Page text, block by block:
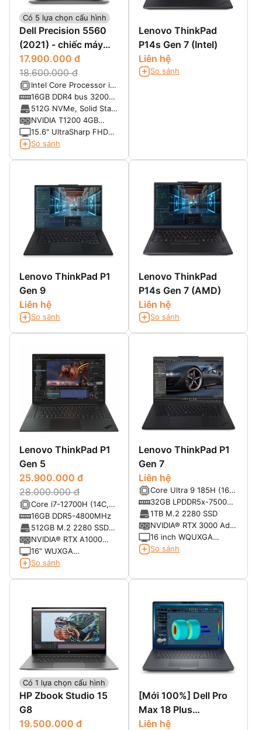
Có 5 lựa chọn cấu hình
Dell Precision 5560
(2021) - chiếc máy
trạm cấu hình khủng,
phong cách doanh
nhân
17.900.000 đ
18.600.000 đ
Intel Core Processor i7-
11800H (8 Core, 24MB
Cache, 2.40 GHz to
4.60 GHz, 45W)
16GB DDR4 bus 3200
MHz Non-ECC,
SODIMM (Nâng cấp tối
đa 64GB)
512G NVMe, Solid State
Drive (Nâng cấp tối đa
2TBx2)
NVIDIA T1200 4GB
GDDR6
15.6" UltraSharp FHD+,
1920x1200,AG,NT,
So sánh
Lenovo ThinkPad
P14s Gen 7 (Intel)
Liên hệ
So sánh
Lenovo ThinkPad P1
Gen 9
Liên hệ
So sánh
Lenovo ThinkPad
P14s Gen 7 (AMD)
Liên hệ
So sánh
Lenovo ThinkPad P1
Gen 5
25.900.000 đ
28.000.000 đ
Core i7-12700H (14C,
20T, up to 4.7GHz,
24MB)
16GB DDR5-4800MHz
512GB M.2 2280 SSD
PCIe® NVMe®, PCIe®
4.0
NVIDIA® RTX A1000
Laptop GPU 4GB
GDDR6 35W
16" WUXGA
(1920x1200) IPS
So sánh
Lenovo ThinkPad P1
Gen 7
Liên hệ
Core Ultra 9 185H (16C,
22T, up to 5.1GHz,
24MB Intel® Smart
Cache)
32GB LPDDR5x-7500
MT/s
1TB M.2 2280 SSD
NVIDIA® RTX 3000 Ada
8GB
16 inch WQUXGA
(3840x2400) OLED
So sánh
Có 1 lựa chọn cấu hình
HP Zbook Studio 15
G8
19.500.000 đ
[Mới 100%] Dell Pro
Max 18 Plus
MB18250
Liên hệ